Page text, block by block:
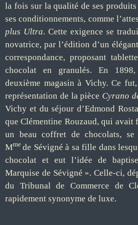
la fois sur la qualité de ses
ses conditionnements, comme
plus Ultra. Cette exigence se
novatrice, par l’édition d’un
correspondance, proposant
chocolat en granulés. En
deuxième magasin à Vichy. Ce
représentation de la pièce Cyrano
Vichy et du séjour d’Edmond
que Clémentine Rouzaud, qui avait
un beau coffret de chocolats,
Mme de Sévigné à sa fille dans
chocolat et eut l’idée de
Marquise de Sévigné ». Celle-ci,
du Tribunal de Commerce de
rapidement synonyme de luxe.